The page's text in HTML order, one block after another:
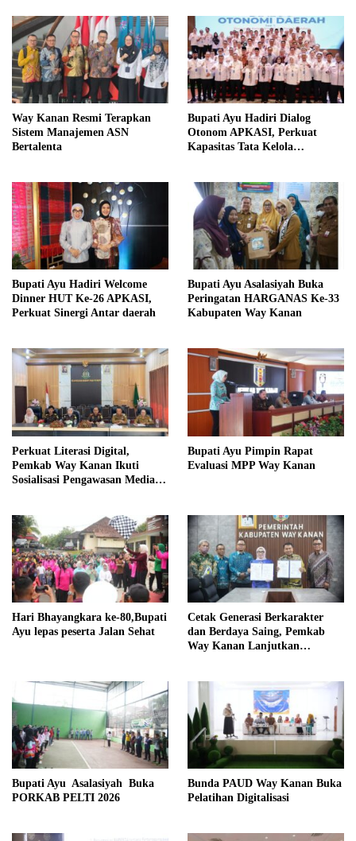
Way Kanan Resmi Terapkan
Sistem Manajemen ASN
Bertalenta
Bupati Ayu Hadiri Dialog
Otonom APKASI, Perkuat
Kapasitas Tata Kelola
Bupati Ayu Hadiri Welcome
Dinner HUT Ke-26 APKASI,
Perkuat Sinergi Antar daerah
Bupati Ayu Asalasiyah Buka
Peringatan HARGANAS Ke-33
Kabupaten Way Kanan
Perkuat Literasi Digital,
Pemkab Way Kanan Ikuti
Sosialisasi Pengawasan Media
Bupati Ayu Pimpin Rapat
Evaluasi MPP Way Kanan
Hari Bhayangkara ke-80,Bupati
Ayu lepas peserta Jalan Sehat
Cetak Generasi Berkarakter
dan Berdaya Saing, Pemkab
Way Kanan Lanjutkan
Bupati Ayu Asalasiyah Buka
PORKAB PELTI 2026
Bunda PAUD Way Kanan Buka
Pelatihan Digitalisasi